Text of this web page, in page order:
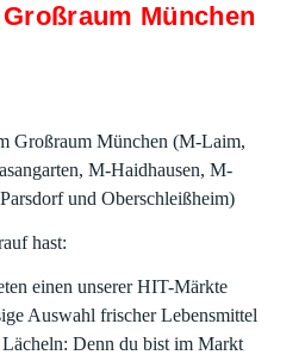
München
Großraum München (M-Laim,
M-Haidhausen, M-
und Oberschleißheim)
hast:
einen unserer HIT-Märkte
Auswahl frischer Lebensmittel
Lächeln: Denn du bist im Markt